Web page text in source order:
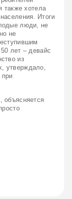
также хотела
Итоги
люди, не
не
лет – девайс
из
утверждало,
при
объясняется